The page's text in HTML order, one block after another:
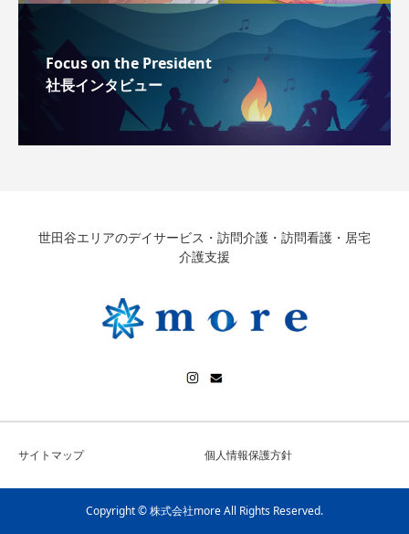
Focus on the President
社長インタビュー
世田谷エリアのデイサービス・訪問介護・訪問看護・居宅
介護支援
サイトマップ 個人情報保護方針
Copyright © 株式会社more All Rights Reserved.